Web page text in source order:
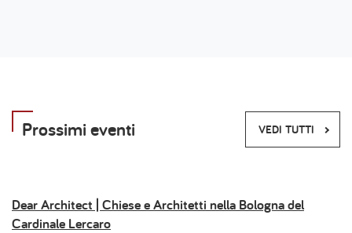
Prossimi eventi VEDI TUTTI
Dear Architect | Chiese e Architetti nella Bologna del
Cardinale Lercaro